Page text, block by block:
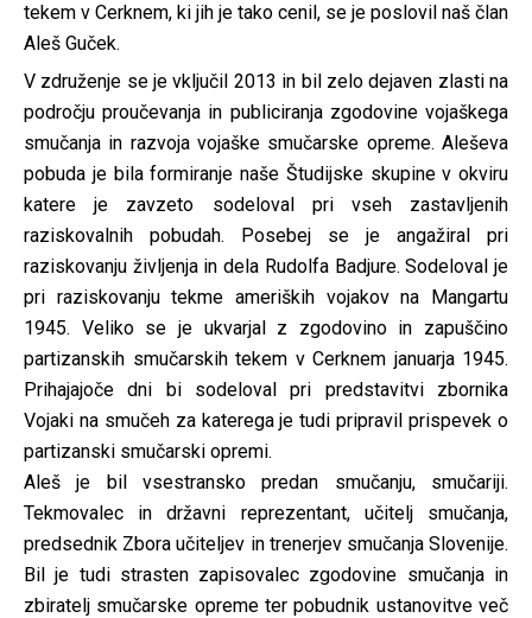
tekem v Cerknem, ki jih je tako cenil, se je poslovil naš član
Aleš Guček.
V združenje se je vključil 2013 in bil zelo dejaven zlasti na
področju proučevanja in publiciranja zgodovine vojaškega
smučanja in razvoja vojaške smučarske opreme. Aleševa
pobuda je bila formiranje naše Študijske skupine v okviru
katere je zavzeto sodeloval pri vseh zastavljenih
raziskovalnih pobudah. Posebej se je angažiral pri
raziskovanju življenja in dela Rudolfa Badjure. Sodeloval je
pri raziskovanju tekme ameriških vojakov na Mangartu
1945. Veliko se je ukvarjal z zgodovino in zapuščino
partizanskih smučarskih tekem v Cerknem januarja 1945.
Prihajajoče dni bi sodeloval pri predstavitvi zbornika
Vojaki na smučeh za katerega je tudi pripravil prispevek o
partizanski smučarski opremi.
Aleš je bil vsestransko predan smučanju, smučariji.
Tekmovalec in državni reprezentant, učitelj smučanja,
predsednik Zbora učiteljev in trenerjev smučanja Slovenije.
Bil je tudi strasten zapisovalec zgodovine smučanja in
zbiratelj smučarske opreme ter pobudnik ustanovitve več